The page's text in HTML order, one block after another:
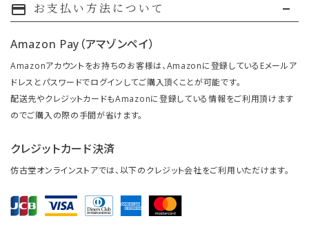
payment お支払い方法について
Amazon Pay（アマゾンペイ）
Amazonアカウントをお持ちのお客様は、Amazonに登録しているEメールア
ドレスとパスワードでログインしてご購入頂くことが可能です。
配送先やクレジットカードもAmazonに登録している情報をご利用頂けます
のでご購入の際の手間が省けます。
クレジットカード決済
仿古堂オンラインストアでは、以下のクレジット会社をご利用いただけます。